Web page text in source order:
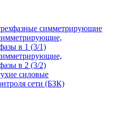
симметрирующие
в 1 (3/1)
в 2 (3/2)
силовые
сети (БЗК)